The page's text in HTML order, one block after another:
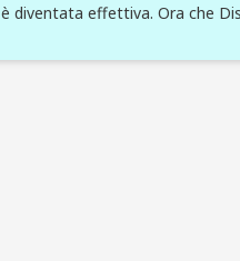
è diventata effettiva. Ora che